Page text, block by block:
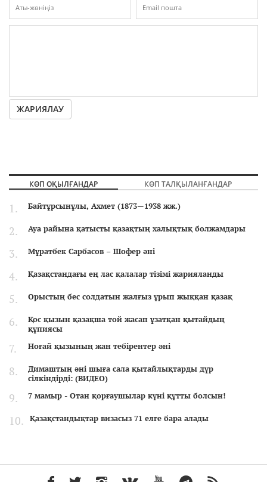
ЖАРИЯЛАУ
КӨП ОҚЫЛҒАНДАР КӨП ТАЛҚЫЛАНҒАНДАР
Байтұрсынұлы, Ахмет (1873—1938 жж.)
Ауа райына қатысты қазақтың халықтық болжамдары
Мұратбек Сарбасов – Шофер әні
Қазақстандағы ең лас қалалар тізімі жарияланды
Орыстың бес солдатын жалғыз ұрып жыққан қазақ
Қос қызын қазақша той жасап ұзатқан қытайдың
құпиясы
Ноғай қызының жан тебірентер әні
Димаштың әні шыға сала қытайлықтарды дүр
сілкіндірді: (ВИДЕО)
7 мамыр - Отан қорғаушылар күні құтты болсын!
Қазақстандықтар визасыз 71 елге бара алады